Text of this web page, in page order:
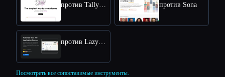
против Sona
Посмотреть все сопоставимые инструменты.